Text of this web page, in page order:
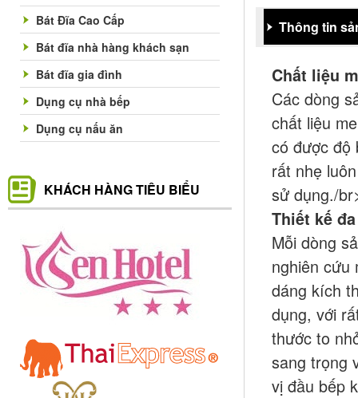
Thông tin
Chất liệu
Các dòng
chất liệu
có được độ
rất nhẹ
sử dụng./
Thiết kế
Mỗi dòng
nghiên cứu
dáng kích
dụng, với
thước to
sang trọng
vị đầu bếp
Bát Đĩa Cao Cấp
Bát đĩa nhà hàng khách sạn
Bát đĩa gia đình
Dụng cụ nhà bếp
Dụng cụ nấu ăn
KHÁCH HÀNG TIÊU BIỂU